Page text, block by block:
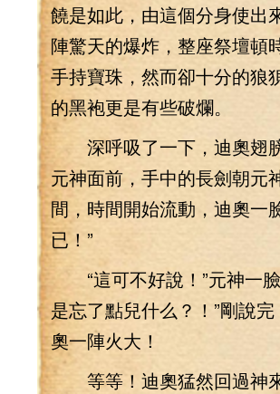
饒是如此，由這個分身使出
陣驚天的爆炸，整座祭壇頓
手持寶珠，然而卻十分的狼
的黑袍更是有些破爛。
深呼吸了一下，迪奧翅
元神面前，手中的長劍朝元
間，時間開始流動，迪奧一
已！”
“這可不好說！”元神一臉
是忘了點兒什么？！”剛說
奧一陣火大！
等等！迪奧猛然回過神來